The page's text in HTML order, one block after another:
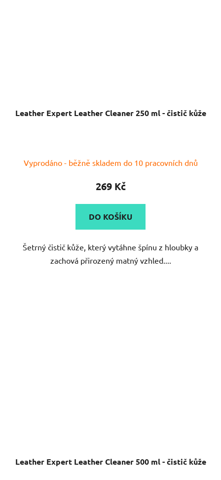
Leather Expert Leather Cleaner 250 ml - čistič kůže
Vyprodáno - běžně skladem do 10 pracovních dnů
269 Kč
DO KOŠÍKU
Šetrný čistič kůže, který vytáhne špínu z hloubky a
zachová přirozený matný vzhled....
Leather Expert Leather Cleaner 500 ml - čistič kůže